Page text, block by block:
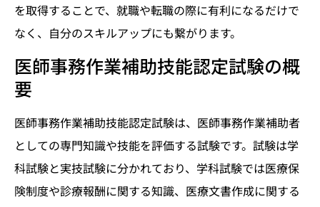
を取得することで、就職や転職の際に有利になるだけで
なく、自分のスキルアップにも繋がります。
医師事務作業補助技能認定試験の概
要
医師事務作業補助技能認定試験は、医師事務作業補助者
としての専門知識や技能を評価する試験です。試験は学
科試験と実技試験に分かれており、学科試験では医療保
険制度や診療報酬に関する知識、医療文書作成に関する